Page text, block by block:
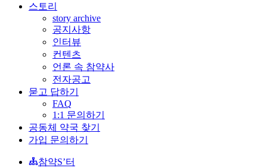
스토리
story archive
공지사항
인터뷰
컨텐츠
언론 속 참약사
전자공고
묻고 답하기
FAQ
1:1 문의하기
공동체 약국 찾기
가입 문의하기
참약S’터